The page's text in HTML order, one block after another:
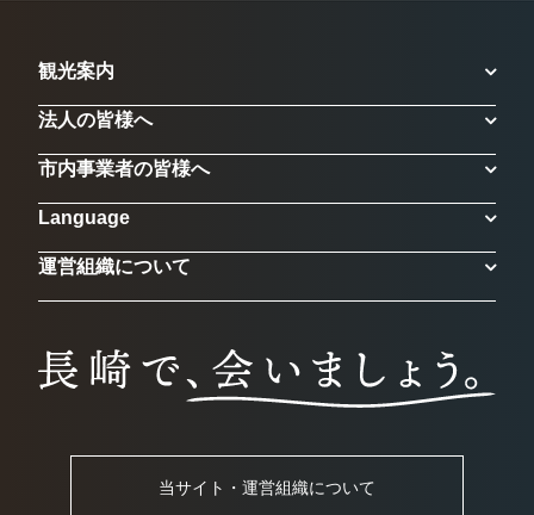
観光案内
法人の皆様へ
市内事業者の皆様へ
Language
運営組織について
当サイト・運営組織について